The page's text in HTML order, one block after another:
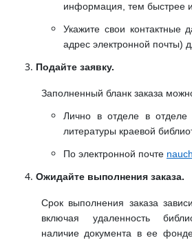
информация, тем быстрее
Укажите свои
адрес электронной почты)
Подайте заявку.
Заполненный бланк заказа
Лично в отделе в отделе
литературы краевой
По электронной почте
Ожидайте выполнения заказа.
Срок выполнения заказа
включая удаленность
наличие документа в ее